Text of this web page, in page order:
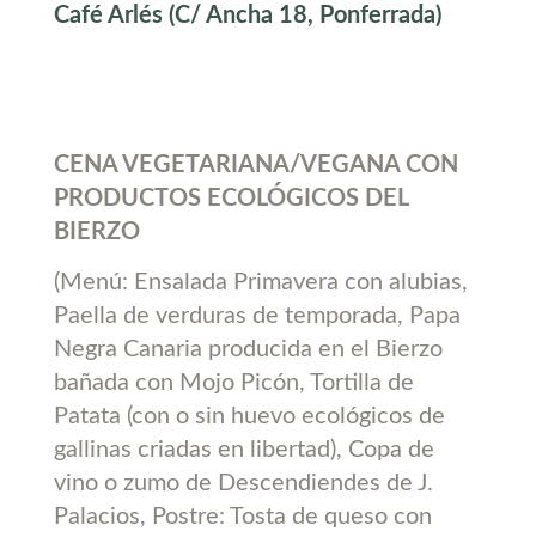
Café Arlés (C/ Ancha 18, Ponferrada)
CENA VEGETARIANA/VEGANA CON
PRODUCTOS ECOLÓGICOS DEL
BIERZO
(Menú: Ensalada Primavera con alubias,
Paella de verduras de temporada, Papa
Negra Canaria producida en el Bierzo
bañada con Mojo Picón, Tortilla de
Patata (con o sin huevo ecológicos de
gallinas criadas en libertad), Copa de
vino o zumo de Descendiendes de J.
Palacios, Postre: Tosta de queso con